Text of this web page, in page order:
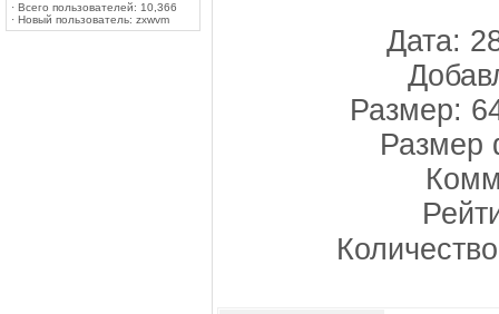
· Всего пользователей: 10,366
· Новый пользователь: zxwvm
Дата:
Размер:
Размер